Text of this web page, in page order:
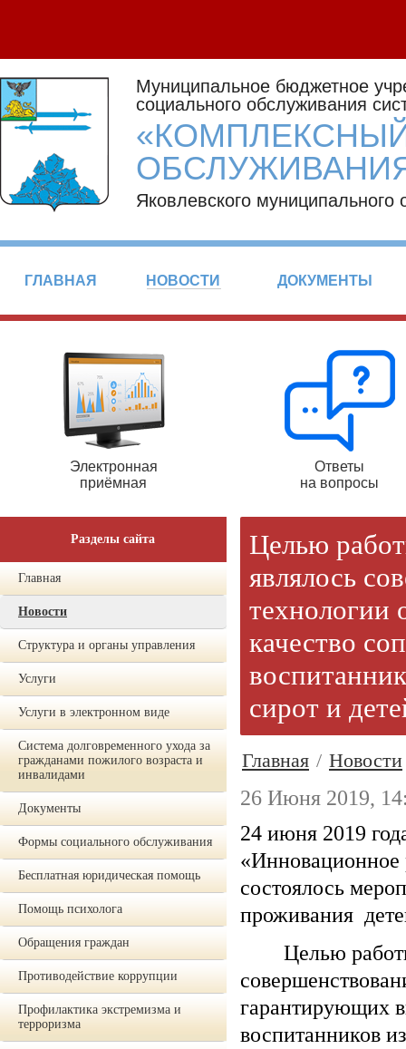
Муниципальное бюджетное
социального обслуживания
Яковлевского муниципального
ГЛАВНАЯ НОВОСТИ ДОКУМЕНТЫ
Электронная
приёмная
Ответы
на вопросы
Разделы сайта
Главная
Новости
Структура и органы управления
Услуги
Услуги в электронном виде
Система долговременного ухода за
гражданами пожилого возраста и
инвалидами
Документы
Формы социального обслуживания
Бесплатная юридическая помощь
Помощь психолога
Обращения граждан
Противодействие коррупции
Профилактика экстремизма и
терроризма
Целью
являлось
технологии
качество
сирот и
Главная / Новости
26 Июня 2019,
24 июня 2019
«Инновационное
состоялось
проживания
Целью работы
гарантирующих
воспитанников